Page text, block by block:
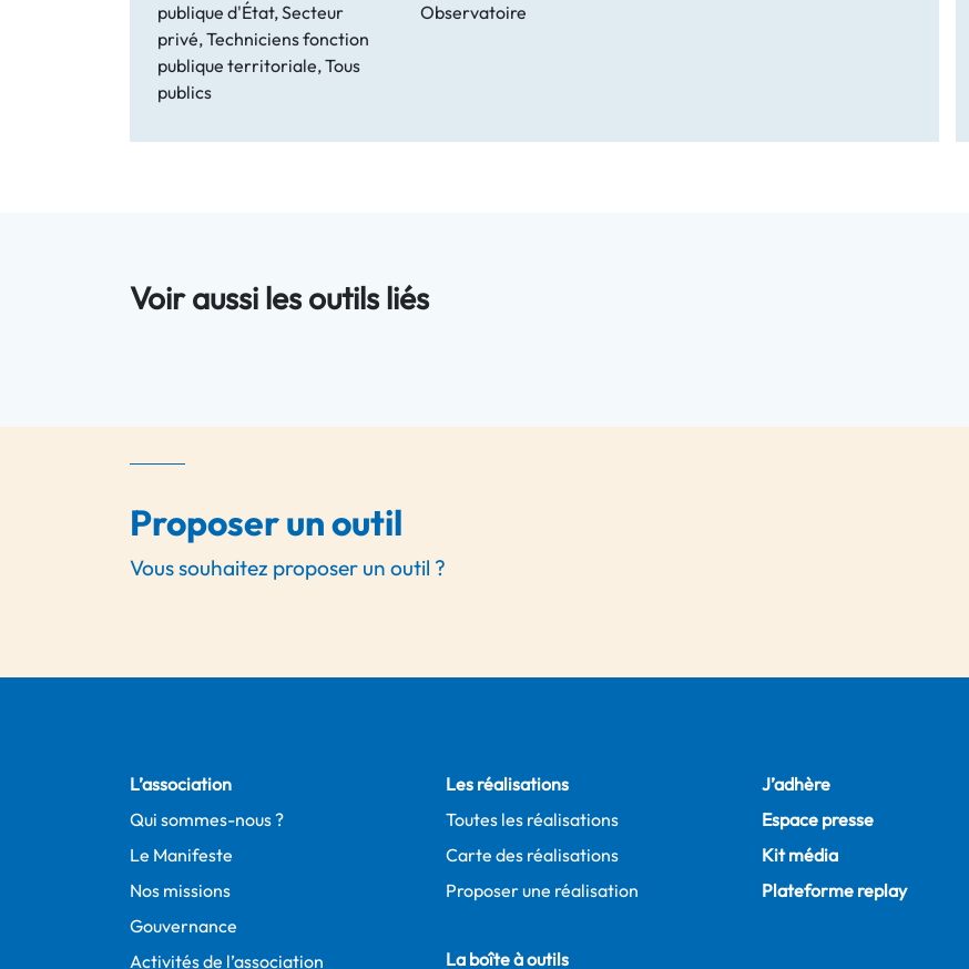
publique d'État, Secteur
privé, Techniciens fonction
publique territoriale, Tous
publics
Observatoire
Voir aussi les outils liés
Proposer un outil
Vous souhaitez proposer un outil ?
L’association
Qui sommes-nous ?
Le Manifeste
Nos missions
Gouvernance
Activités de l’association
Les réalisations
Toutes les réalisations
Carte des réalisations
Proposer une réalisation
La boîte à outils
J’adhère
Espace presse
Kit média
Plateforme replay